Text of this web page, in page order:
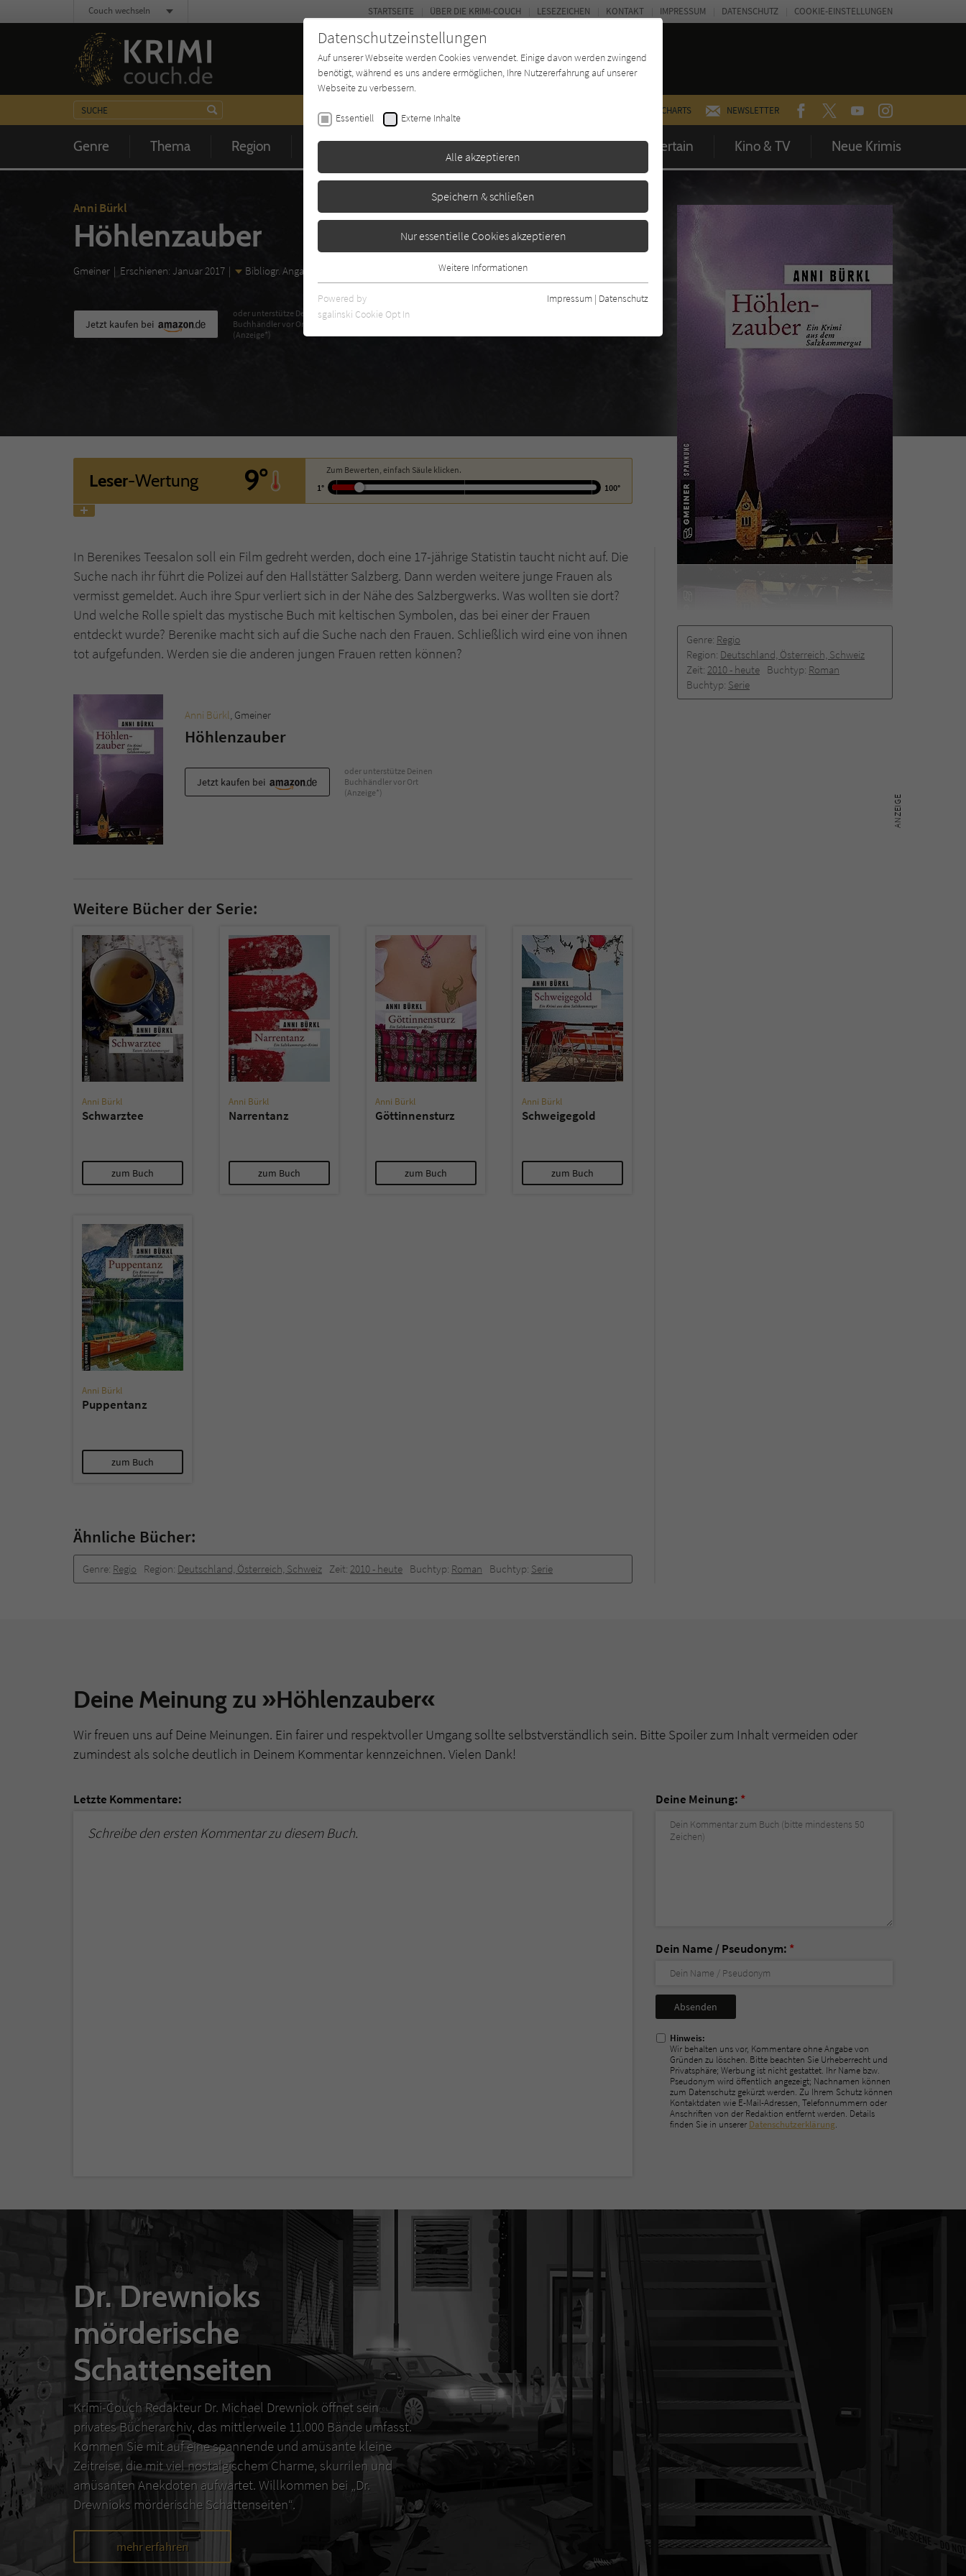
CHARTS NEWSLETTER FACEBOOKTWITTERYOUTUBEINSTAGRAM
Genre Thema Region Zeit Buchtyp Autor*in Magazin Entertain Kino & TV Neue Krimis
STARTSEITE ÜBER DIE KRIMI-COUCH LESEZEICHEN KONTAKT IMPRESSUM DATENSCHUTZ COOKIE-EINSTELLUNGEN
Couch wechseln
Anni Bürkl
Höhlenzauber
Gmeiner Erschienen: Januar 2017 Bibliogr. Angaben
Genre: Regio
Region: Deutschland, Österreich, Schweiz
Zeit: 2010 -­ heute Buchtyp: Roman
Buchtyp: Serie
Jetzt kaufen bei
oder unterstütze Deinen
Buchhändler vor Ort
(Anzeige*)
Leser-Wertung 9°
Zum Bewerten, einfach Säule klicken.
1°
100°
In Berenikes Teesalon soll ein Film gedreht werden, doch eine 17-jährige Statistin taucht nicht auf. Die
Suche nach ihr führt die Polizei auf den Hallstätter Salzberg. Dann werden weitere junge Frauen als
vermisst gemeldet. Auch ihre Spur verliert sich in der Nähe des Salzbergwerks. Was wollten sie dort?
Und welche Rolle spielt das mystische Buch mit keltischen Symbolen, das bei einer der Frauen
entdeckt wurde? Berenike macht sich auf die Suche nach den Frauen. Schließlich wird eine von ihnen
tot aufgefunden. Werden sie die anderen jungen Frauen retten können?
Anni Bürkl, Gmeiner
Höhlenzauber
Jetzt kaufen bei
oder unterstütze Deinen
Buchhändler vor Ort
(Anzeige*)
Weitere Bücher der Serie:
Anni Bürkl
Schwarztee
zum Buch
Anni Bürkl
Narrentanz
zum Buch
Anni Bürkl
Göttinnensturz
zum Buch
Anni Bürkl
Schweigegold
zum Buch
Anni Bürkl
Puppentanz
zum Buch
Ähnliche Bücher:
Genre: Regio Region: Deutschland, Österreich, Schweiz Zeit: 2010 -­ heute Buchtyp: Roman Buchtyp: Serie
Deine Meinung zu »Höhlenzauber«
Wir freuen uns auf Deine Meinungen. Ein fairer und respektvoller Umgang sollte selbstverständlich sein. Bitte Spoiler zum Inhalt vermeiden oder
zumindest als solche deutlich in Deinem Kommentar kennzeichnen. Vielen Dank!
Letzte Kommentare:
Schreibe den ersten Kommentar zu diesem Buch.
Deine Meinung: *
Dein Name / Pseudonym: *
Nicht
ausfüllen!
Hinweis:
Wir behalten uns vor, Kommentare ohne Angabe von
Gründen zu löschen. Bitte beachten Sie Urheberrecht und
Privatsphäre; Werbung ist nicht gestattet. Ihr Name bzw.
Pseudonym wird öffentlich angezeigt; Nachnamen können
zum Datenschutz gekürzt werden. Zu Ihrem Schutz können
Kontaktdaten wie E-Mail-Adressen, Telefonnummern oder
Anschriften von der Redaktion entfernt werden. Details
finden Sie in unserer Datenschutzerklärung.
Dr. Drewnioks
mörderische
Schattenseiten
Krimi-Couch Redakteur Dr. Michael Drewniok öffnet sein
privates Bücherarchiv, das mittlerweile 11.000 Bände umfasst.
Kommen Sie mit auf eine spannende und amüsante kleine
Zeitreise, die mit viel nostalgischem Charme, skurrilen und
amüsanten Anekdoten aufwartet. Willkommen bei „Dr.
Drewnioks mörderische Schattenseiten“.
mehr erfahren
Datenschutzeinstellungen
Auf unserer Webseite werden Cookies verwendet. Einige davon werden zwingend
benötigt, während es uns andere ermöglichen, Ihre Nutzererfahrung auf unserer
Webseite zu verbessern.
Essentiell Externe Inhalte
Alle akzeptieren
Speichern & schließen
Nur essentielle Cookies akzeptieren
Essentielle Cookies werden für grundlegende Funktionen der Webseite
benötigt. Dadurch ist gewährleistet, dass die Webseite einwandfrei
funktioniert.
Zweck
Verwendung von Cookies auf dieser Website zu
speichern.
Anbieter Literatur-Couch Medien GmbH & Co. KG
Laufzeit 1 Jahr
Zweck Cookie für die Bewertung einzelner Buchtitel
Zweck Cookie für Kommentare einzelner Buchtitel
Webseite mit dem Benutzer. Es wird benötigt um z. B.
den Sicherheitscode des Kontaktformulars zu
überprüfen.
hl=de).
Weitere Informationen
Powered by
sgalinski Cookie Opt In
Impressum | Datenschutz